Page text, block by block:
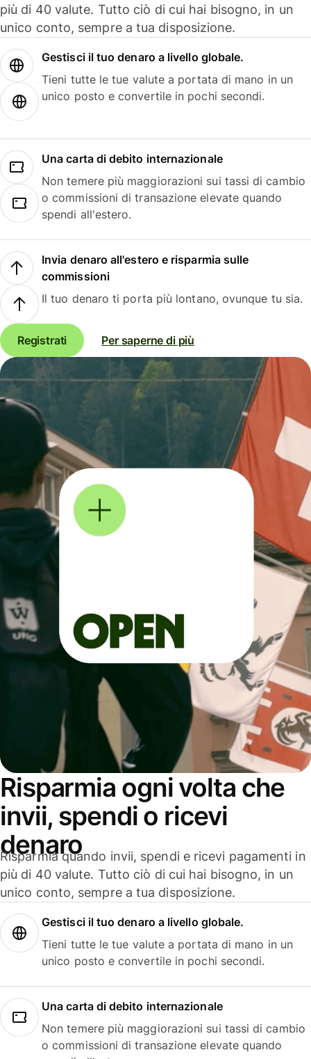
più di 40 valute. Tutto ciò di cui hai bisogno, in un
unico conto, sempre a tua disposizione.
Gestisci il tuo denaro a livello globale.
Tieni tutte le tue valute a portata di mano in un
unico posto e convertile in pochi secondi.
Una carta di debito internazionale
Non temere più maggiorazioni sui tassi di cambio
o commissioni di transazione elevate quando
spendi all'estero.
Invia denaro all'estero e risparmia sulle
commissioni
Il tuo denaro ti porta più lontano, ovunque tu sia.
Registrati Per saperne di più
Risparmia ogni volta che
invii, spendi o ricevi
denaro
Risparmia quando invii, spendi e ricevi pagamenti in
più di 40 valute. Tutto ciò di cui hai bisogno, in un
unico conto, sempre a tua disposizione.
Gestisci il tuo denaro a livello globale.
Tieni tutte le tue valute a portata di mano in un
unico posto e convertile in pochi secondi.
Una carta di debito internazionale
Non temere più maggiorazioni sui tassi di cambio
o commissioni di transazione elevate quando